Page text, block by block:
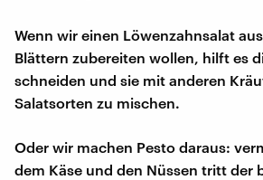
Wenn wir einen Löwenzahnsalat
Blättern zubereiten wollen, hilft es
schneiden und sie mit anderen
Salatsorten zu mischen.
Oder wir machen Pesto daraus:
dem Käse und den Nüssen tritt der